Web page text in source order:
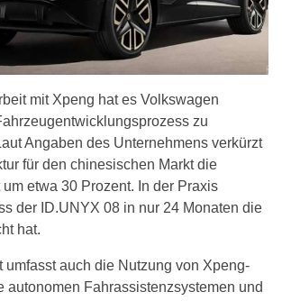
mit Xpeng hat es Volkswagen
zu
Angaben des Unternehmens verkürzt
für den chinesischen Markt die
etwa 30 Prozent. In der Praxis
der ID.UNYX 08 in nur 24 Monaten die
hat.
umfasst auch die Nutzung von Xpeng-
autonomen Fahrassistenzsystemen und